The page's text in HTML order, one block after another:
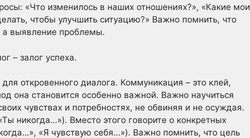
«Что изменилось в наших отношениях?», «Какие мои
чтобы улучшить ситуацию?» Важно помнить, что
а выявление проблемы.
– залог успеха.
откровенного диалога. Коммуникация – это клей,
она становится особенно важной. Важно научиться
чувствах и потребностях, не обвиняя и не осуждая.
никогда…»). Вместо этого говорите о конкретных
«Я чувствую себя…»). Важно помнить, что цель